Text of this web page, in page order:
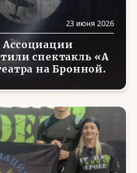
23 июня 2026
спектакль «А
на Бронной.